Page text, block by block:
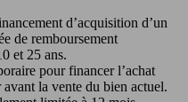
d’acquisition d’un
de remboursement
et 25 ans.
pour financer l’achat
la vente du bien actuel.